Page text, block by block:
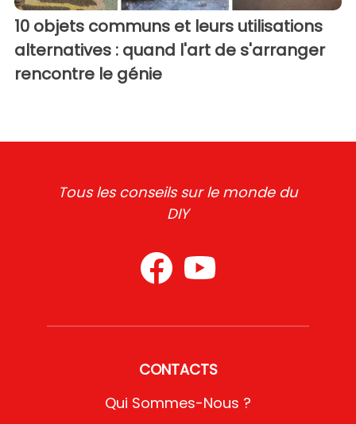
10 objets communs et leurs utilisations
alternatives : quand l'art de s'arranger
rencontre le génie
Tous les conseils sur le monde du
DIY
CONTACTS
Qui Sommes-Nous ?